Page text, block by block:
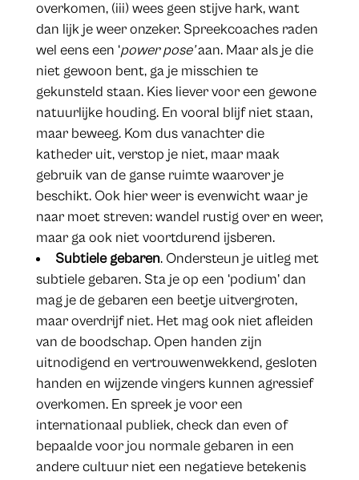
overkomen, (iii) wees geen stijve hark, want
dan lijk je weer onzeker. Spreekcoaches raden
wel eens een ‘power pose’aan. Maar als je die
niet gewoon bent, ga je misschien te
gekunsteld staan. Kies liever voor een gewone
natuurlijke houding. En vooral blijf niet staan,
maar beweeg. Kom dus vanachter die
katheder uit, verstop je niet, maar maak
gebruik van de ganse ruimte waarover je
beschikt. Ook hier weer is evenwicht waar je
naar moet streven: wandel rustig over en weer,
maar ga ook niet voortdurend ijsberen.
Subtiele gebaren. Ondersteun je uitleg met
subtiele gebaren. Sta je op een ‘podium’ dan
mag je de gebaren een beetje uitvergroten,
maar overdrijf niet. Het mag ook niet afleiden
van de boodschap. Open handen zijn
uitnodigend en vertrouwenwekkend, gesloten
handen en wijzende vingers kunnen agressief
overkomen. En spreek je voor een
internationaal publiek, check dan even of
bepaalde voor jou normale gebaren in een
andere cultuur niet een negatieve betekenis